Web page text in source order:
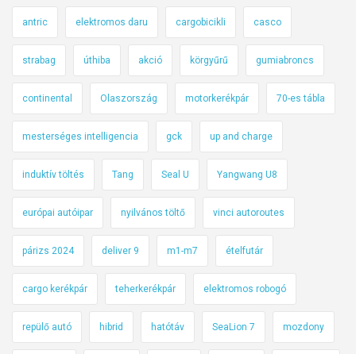
antric elektromos daru cargobicikli casco
strabag úthiba akció körgyűrű gumiabroncs
continental Olaszország motorkerékpár 70-es tábla
mesterséges intelligencia gck up and charge
induktív töltés Tang Seal U Yangwang U8
európai autóipar nyilvános töltő vinci autoroutes
párizs 2024 deliver 9 m1-m7 ételfutár
cargo kerékpár teherkerékpár elektromos robogó
repülő autó hibrid hatótáv SeaLion 7 mozdony